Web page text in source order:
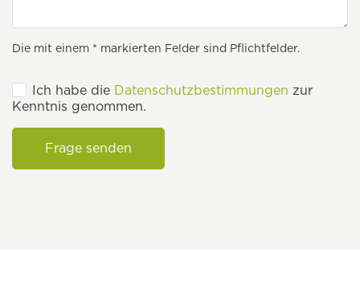
Die mit einem * markierten Felder sind Pflichtfelder.
Ich habe die Datenschutzbestimmungen zur
Kenntnis genommen.
Frage senden